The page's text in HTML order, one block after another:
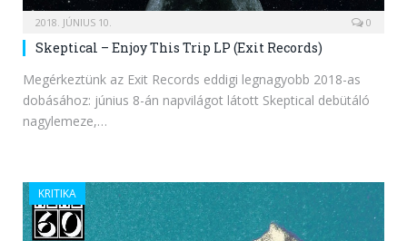
2018. JÚNIUS 10. 0
Skeptical – Enjoy This Trip LP (Exit Records)
Megérkeztünk az Exit Records eddigi legnagyobb 2018-as
dobásához: június 8-án napvilágot látott Skeptical debütáló
nagylemeze,…
KRITIKA